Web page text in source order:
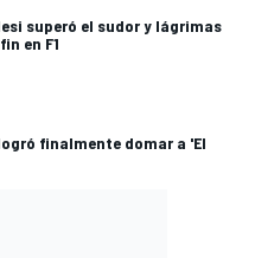
superó el sudor y lágrimas
en F1
finalmente domar a 'El